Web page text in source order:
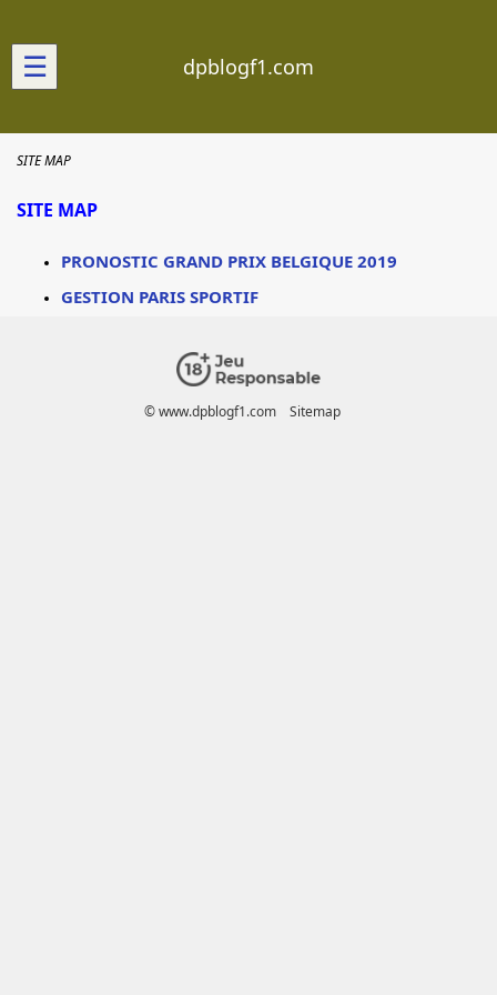
☰ dpblogf1.com
SITE MAP
SITE MAP
PRONOSTIC GRAND PRIX BELGIQUE 2019
GESTION PARIS SPORTIF
© www.dpblogf1.com Sitemap